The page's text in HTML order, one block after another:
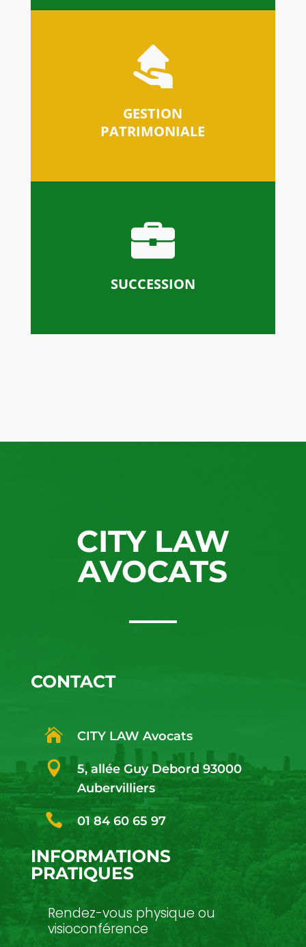
GESTION
PATRIMONIALE
SUCCESSION
CITY LAW
AVOCATS
CONTACT
 CITY LAW Avocats

5, allée Guy Debord 93000
Aubervilliers
 01 84 60 65 97
INFORMATIONS
PRATIQUES
Rendez-vous physique ou
visioconférence